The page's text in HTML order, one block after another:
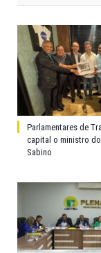
Parlamentares de
capital o ministro
Sabino